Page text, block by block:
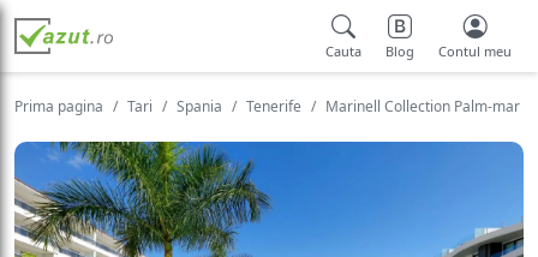
Cauta Blog Contul meu
Prima pagina Tari Spania Tenerife Marinell Collection Palm-mar